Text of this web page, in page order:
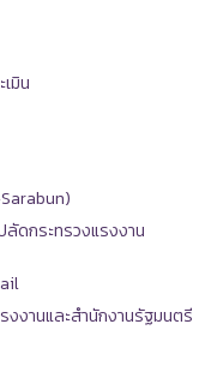
มิน
ดกระทรวงแรงงาน
งงานและสำนักงานรัฐมนตรี